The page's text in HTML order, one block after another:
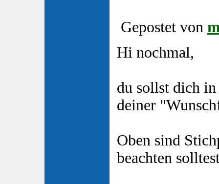
Gepostet von
Hi nochmal,
du sollst dich
deiner
Oben sind
beachten